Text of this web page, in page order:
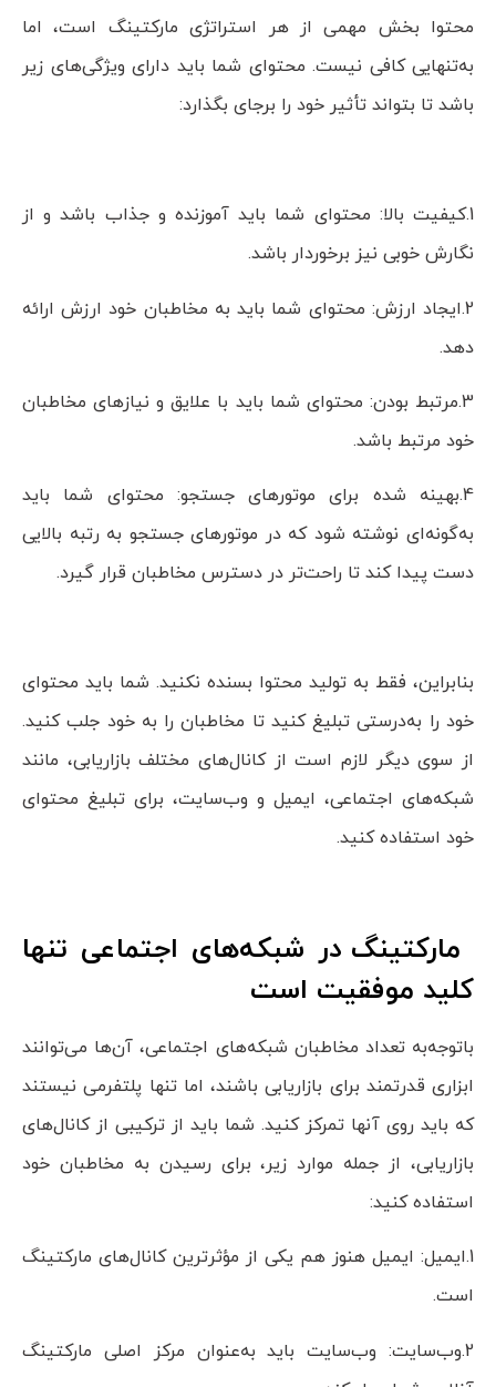
محتوا بخش مهمی از هر استراتژی مارکتینگ است، اما
به‌تنهایی کافی نیست. محتوای شما باید دارای ویژگی‌های زیر
باشد تا بتواند تأثیر خود را برجای بگذارد:
1.کیفیت بالا: محتوای شما باید آموزنده و جذاب باشد و از
نگارش خوبی نیز برخوردار باشد.
2.ایجاد ارزش: محتوای شما باید به مخاطبان خود ارزش ارائه
دهد.
3.مرتبط بودن: محتوای شما باید با علایق و نیازهای مخاطبان
خود مرتبط باشد.
4.بهینه شده برای موتورهای جستجو: محتوای شما باید
به‌گونه‌ای نوشته شود که در موتورهای جستجو به رتبه بالایی
دست پیدا کند تا راحت‌تر در دسترس مخاطبان قرار گیرد.
بنابراین، فقط به تولید محتوا بسنده نکنید. شما باید محتوای
خود را به‌درستی تبلیغ کنید تا مخاطبان را به خود جلب کنید.
از سوی دیگر لازم است از کانال‌های مختلف بازاریابی، مانند
شبکه‌های اجتماعی، ایمیل و وب‌سایت، برای تبلیغ محتوای
خود استفاده کنید.
مارکتینگ در شبکه‌های اجتماعی تنها
کلید موفقیت است
باتوجه‌به تعداد مخاطبان شبکه‌های اجتماعی، آن‌ها می‌توانند
ابزاری قدرتمند برای بازاریابی باشند، اما تنها پلتفرمی نیستند
که باید روی آنها تمرکز کنید. شما باید از ترکیبی از کانال‌های
بازاریابی، از جمله موارد زیر، برای رسیدن به مخاطبان خود
استفاده کنید:
1.ایمیل: ایمیل هنوز هم یکی از مؤثرترین کانال‌های مارکتینگ
است.
2.وب‌سایت: وب‌سایت باید به‌عنوان مرکز اصلی مارکتینگ